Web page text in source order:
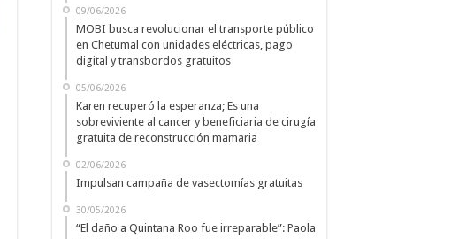
09/06/2026
MOBI busca revolucionar el transporte público
en Chetumal con unidades eléctricas, pago
digital y transbordos gratuitos
05/06/2026
Karen recuperó la esperanza; Es una
sobreviviente al cancer y beneficiaria de cirugía
gratuita de reconstrucción mamaria
02/06/2026
Impulsan campaña de vasectomías gratuitas
30/05/2026
“El daño a Quintana Roo fue irreparable”: Paola